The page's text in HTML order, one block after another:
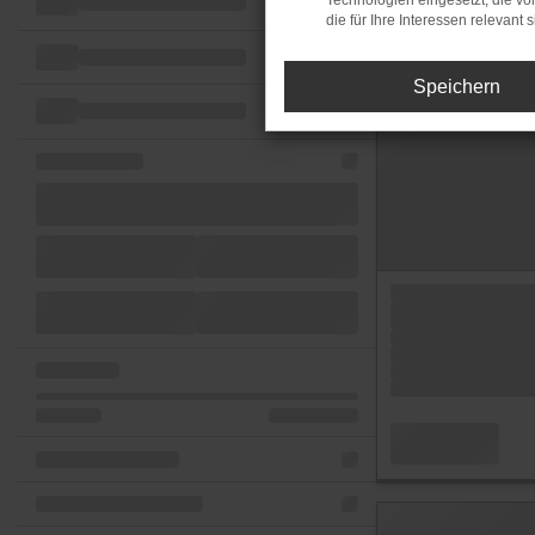
die für Ihre Interessen relevant
Speichern